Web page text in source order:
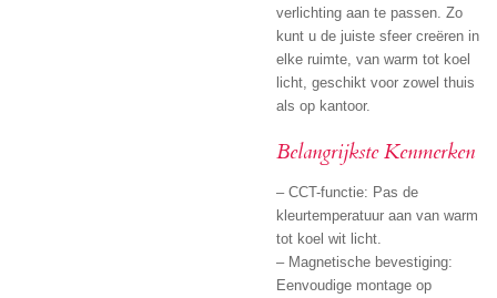
verlichting aan te passen. Zo
kunt u de juiste sfeer creëren in
elke ruimte, van warm tot koel
licht, geschikt voor zowel thuis
als op kantoor.
Belangrijkste Kenmerken
– CCT-functie: Pas de
kleurtemperatuur aan van warm
tot koel wit licht.
– Magnetische bevestiging:
Eenvoudige montage op